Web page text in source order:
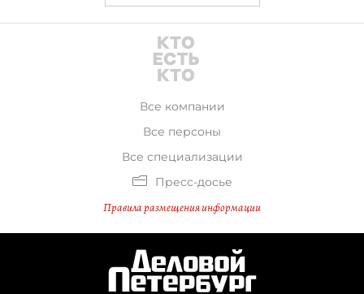
Все компании
Все персоны
Все специализации
Пресс-досье
Правила размещения информации